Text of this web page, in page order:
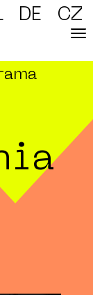
DE CZ